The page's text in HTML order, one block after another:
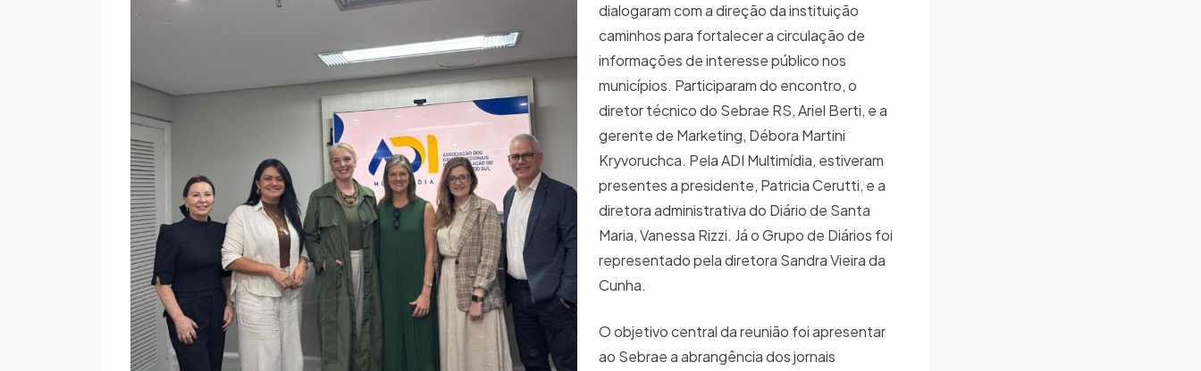
dialogaram com a direção da instituição
caminhos para fortalecer a circulação de
informações de interesse público nos
municípios. Participaram do encontro, o
diretor técnico do Sebrae RS, Ariel Berti, e a
gerente de Marketing, Débora Martini
Kryvoruchca. Pela ADI Multimídia, estiveram
presentes a presidente, Patricia Cerutti, e a
diretora administrativa do Diário de Santa
Maria, Vanessa Rizzi. Já o Grupo de Diários foi
representado pela diretora Sandra Vieira da
Cunha.
O objetivo central da reunião foi apresentar
ao Sebrae a abrangência dos jornais